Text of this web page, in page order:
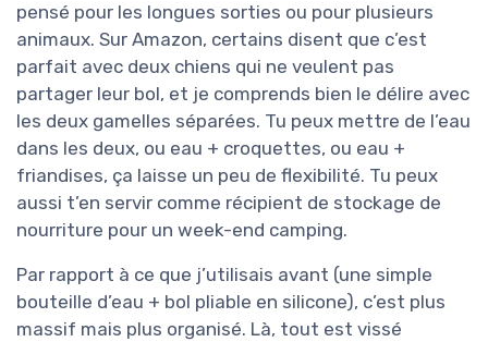
pensé pour les longues sorties ou pour plusieurs
animaux. Sur Amazon, certains disent que c’est
parfait avec deux chiens qui ne veulent pas
partager leur bol, et je comprends bien le délire avec
les deux gamelles séparées. Tu peux mettre de l’eau
dans les deux, ou eau + croquettes, ou eau +
friandises, ça laisse un peu de flexibilité. Tu peux
aussi t’en servir comme récipient de stockage de
nourriture pour un week-end camping.
Par rapport à ce que j’utilisais avant (une simple
bouteille d’eau + bol pliable en silicone), c’est plus
massif mais plus organisé. Là, tout est vissé